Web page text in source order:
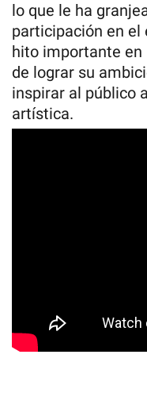
lo que le ha
participación en el
hito importante en
de lograr su
inspirar al público
artística.